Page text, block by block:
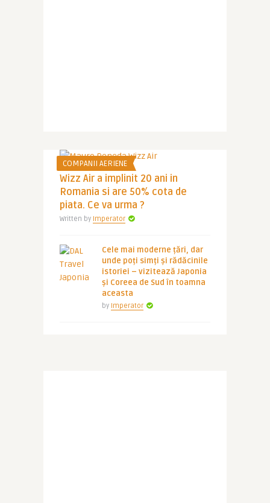
COMPANII AERIENE
Wizz Air a implinit 20 ani in
Romania si are 50% cota de
piata. Ce va urma ?
Written by Imperator
Cele mai moderne țări, dar
unde poți simți și rădăcinile
istoriei – vizitează Japonia
și Coreea de Sud în toamna
aceasta
by Imperator